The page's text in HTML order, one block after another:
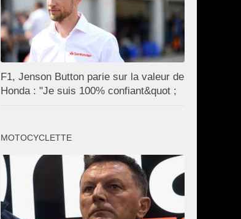
F1, Jenson Button parie sur la valeur de
Honda : "Je suis 100% confiant&quot ;
MOTOCYCLETTE